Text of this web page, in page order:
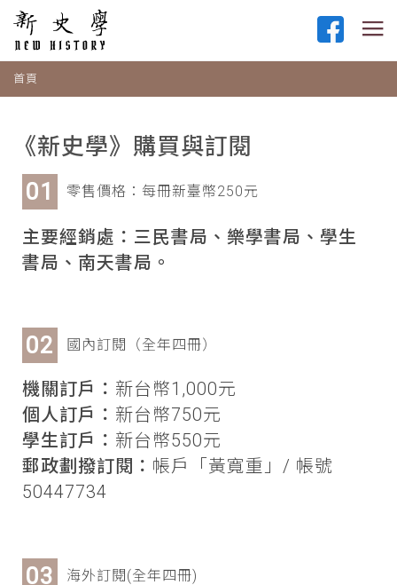
首頁
《新史學》購買與訂閱
零售價格：每冊新臺幣250元
主要經銷處：三民書局、樂學書局、學生
書局、南天書局。
國內訂閱（全年四冊）
機關訂戶： 新台幣1,000元
個人訂戶： 新台幣750元
學生訂戶： 新台幣550元
郵政劃撥訂閱： 帳戶「黃寬重」/ 帳號
50447734
海外訂閱(全年四冊)